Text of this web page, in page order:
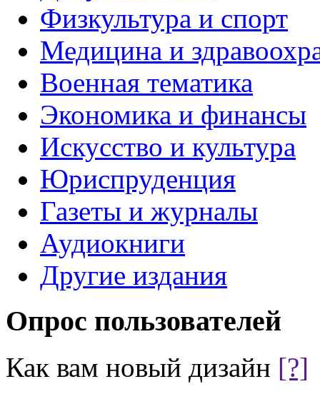
Физкультура и спорт
Медицина и
Военная тематика
Экономика и финансы
Искусство и культура
Юриспруденция
Газеты и журналы
Аудиокниги
Другие издания
Опрос пользователей
Как вам новый дизайн [?]